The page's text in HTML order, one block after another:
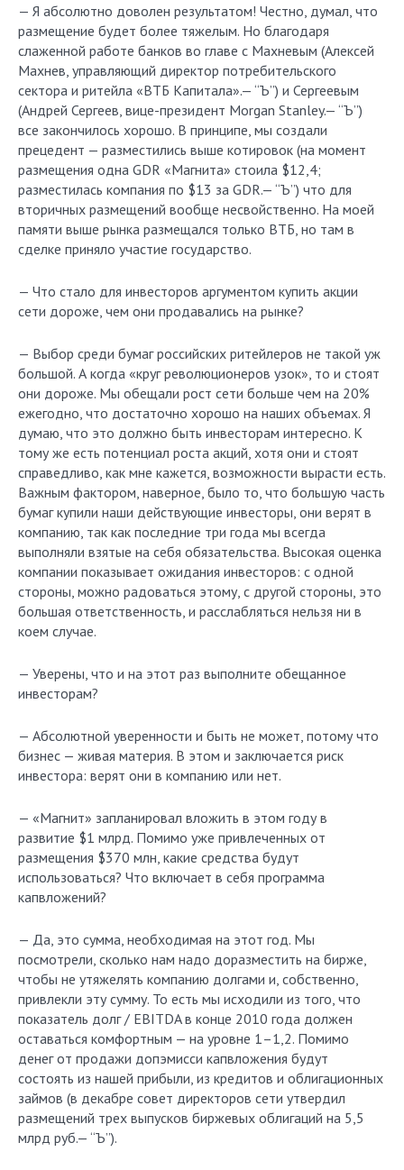
— Я абсолютно доволен результатом! Честно, думал, что
размещение будет более тяжелым. Но благодаря
слаженной работе банков во главе с Махневым (Алексей
Махнев, управляющий директор потребительского
сектора и ритейла «ВТБ Капитала».— “Ъ”) и Сергеевым
(Андрей Сергеев, вице-президент Morgan Stanley.— “Ъ”)
все закончилось хорошо. В принципе, мы создали
прецедент — разместились выше котировок (на момент
размещения одна GDR «Магнита» стоила $12,4;
разместилась компания по $13 за GDR.— “Ъ”) что для
вторичных размещений вообще несвойственно. На моей
памяти выше рынка размещался только ВТБ, но там в
сделке приняло участие государство.
— Что стало для инвесторов аргументом купить акции
сети дороже, чем они продавались на рынке?
— Выбор среди бумаг российских ритейлеров не такой уж
большой. А когда «круг революционеров узок», то и стоят
они дороже. Мы обещали рост сети больше чем на 20%
ежегодно, что достаточно хорошо на наших объемах. Я
думаю, что это должно быть инвесторам интересно. К
тому же есть потенциал роста акций, хотя они и стоят
справедливо, как мне кажется, возможности вырасти есть.
Важным фактором, наверное, было то, что большую часть
бумаг купили наши действующие инвесторы, они верят в
компанию, так как последние три года мы всегда
выполняли взятые на себя обязательства. Высокая оценка
компании показывает ожидания инвесторов: с одной
стороны, можно радоваться этому, с другой стороны, это
большая ответственность, и расслабляться нельзя ни в
коем случае.
— Уверены, что и на этот раз выполните обещанное
инвесторам?
— Абсолютной уверенности и быть не может, потому что
бизнес — живая материя. В этом и заключается риск
инвестора: верят они в компанию или нет.
— «Магнит» запланировал вложить в этом году в
развитие $1 млрд. Помимо уже привлеченных от
размещения $370 млн, какие средства будут
использоваться? Что включает в себя программа
капвложений?
— Да, это сумма, необходимая на этот год. Мы
посмотрели, сколько нам надо доразместить на бирже,
чтобы не утяжелять компанию долгами и, собственно,
привлекли эту сумму. То есть мы исходили из того, что
показатель долг / EBITDA в конце 2010 года должен
оставаться комфортным — на уровне 1–1,2. Помимо
денег от продажи допэмисси капвложения будут
состоять из нашей прибыли, из кредитов и облигационных
займов (в декабре совет директоров сети утвердил
размещений трех выпусков биржевых облигаций на 5,5
млрд руб.— “Ъ”).